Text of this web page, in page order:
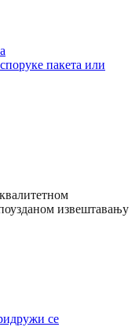
пакета или
извештавању
се